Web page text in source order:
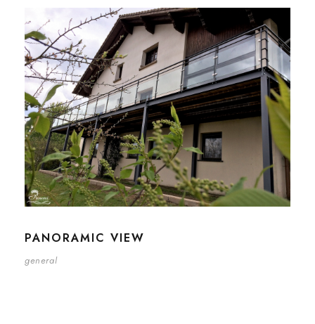
PANORAMIC VIEW
general